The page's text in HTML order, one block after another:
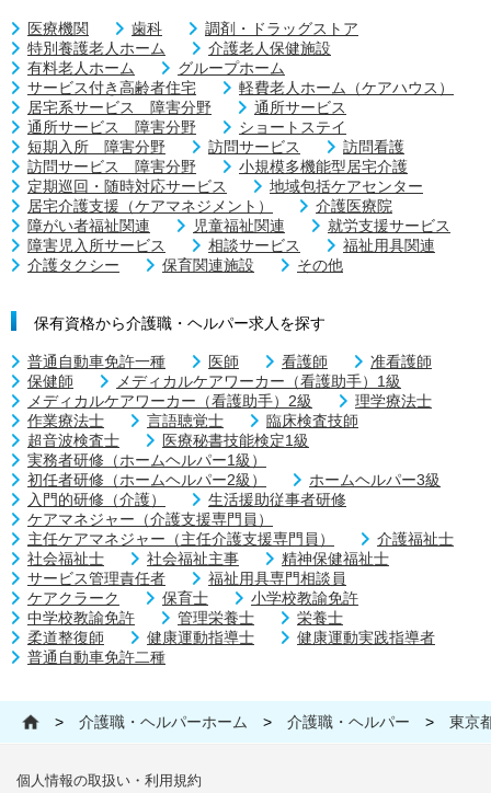
医療機関 歯科
調剤・ドラッグストア
特別養護老人ホーム
介護老人保健施設
有料老人ホーム
グループホーム
サービス付き高齢者住宅
軽費老人ホーム（ケアハウス）
居宅系サービス 障害分野
通所サービス
通所サービス 障害分野
ショートステイ
短期入所 障害分野
訪問サービス
訪問看護
訪問サービス 障害分野
小規模多機能型居宅介護
定期巡回・随時対応サービス
地域包括ケアセンター
居宅介護支援（ケアマネジメント）
介護医療院
障がい者福祉関連
児童福祉関連
就労支援サービス
障害児入所サービス
相談サービス
福祉用具関連
介護タクシー
保育関連施設 その他
保有資格から介護職・ヘルパー求人を探す
普通自動車免許一種 医師 看護師
准看護師
保健師
メディカルケアワーカー（看護助手）1級
メディカルケアワーカー（看護助手）2級
理学療法士
作業療法士
言語聴覚士
臨床検査技師
超音波検査士
医療秘書技能検定1級
実務者研修（ホームヘルパー1級）
初任者研修（ホームヘルパー2級）
ホームヘルパー3級
入門的研修（介護）
生活援助従事者研修
ケアマネジャー（介護支援専門員）
主任ケアマネジャー（主任介護支援専門員）
介護福祉士
社会福祉士
社会福祉主事
精神保健福祉士
サービス管理責任者
福祉用具専門相談員
ケアクラーク
保育士
小学校教諭免許
中学校教諭免許
管理栄養士
栄養士
柔道整復師
健康運動指導士
健康運動実践指導者
普通自動車免許二種
> 介護職・ヘルパーホーム > 介護職・ヘルパー > 東京
個人情報の取扱い・利用規約